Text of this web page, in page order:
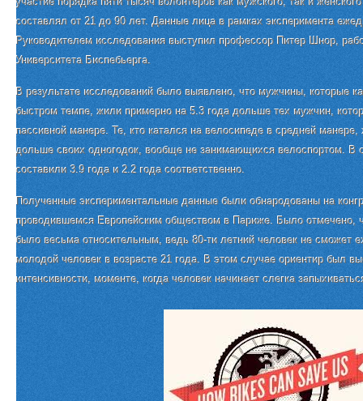
составлял от 21 до 90 лет. Данные лица в рамках эксперимента
Руководителем исследования выступил профессор Питер Шнор,
Университета Биспебьерга.
В результате исследований было выявлено, что мужчины, которые
быстром темпе, жили примерно на 5.3 года дольше тех мужчин,
пассивной манере. Те, кто катался на велосипеде в средней
дольше своих одногодок, вообще не занимающихся велоспортом.
составили 3.9 года и 2.2 года соответственно.
Полученные экспериментальные данные были обнародованы на
проводившемся Европейским обществом в Париже. Было отмечено,
было весьма относительным, ведь 80-ти летний человек не сможет
молодой человек в возрасте 21 года. В этом случае ориентир был
интенсивности, моменте, когда человек начинает слегка